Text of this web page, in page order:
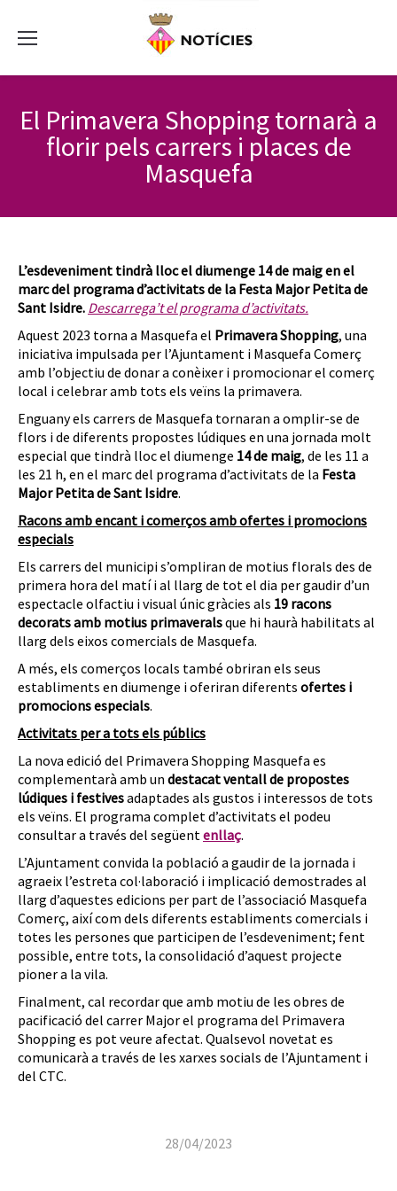
El Primavera Shopping tornarà a
florir pels carrers i places de
Masquefa
L’esdeveniment tindrà lloc el diumenge 14 de maig en el
marc del programa d’activitats de la Festa Major Petita de
Sant Isidre. Descarrega’t el programa d’activitats.
Aquest 2023 torna a Masquefa el Primavera Shopping, una
iniciativa impulsada per l’Ajuntament i Masquefa Comerç
amb l’objectiu de donar a conèixer i promocionar el comerç
local i celebrar amb tots els veïns la primavera.
Enguany els carrers de Masquefa tornaran a omplir-se de
flors i de diferents propostes lúdiques en una jornada molt
especial que tindrà lloc el diumenge 14 de maig, de les 11 a
les 21 h, en el marc del programa d’activitats de la Festa
Major Petita de Sant Isidre.
Racons amb encant i comerços amb ofertes i promocions
especials
Els carrers del municipi s’ompliran de motius florals des de
primera hora del matí i al llarg de tot el dia per gaudir d’un
espectacle olfactiu i visual únic gràcies als 19 racons
decorats amb motius primaveralsque hi haurà habilitats al
llarg dels eixos comercials de Masquefa.
A més, els comerços locals també obriran els seus
establiments en diumenge i oferiran diferents ofertes i
promocions especials.
Activitats per a tots els públics
La nova edició del Primavera Shopping Masquefa es
complementarà amb un destacat ventall de propostes
lúdiques i festivesadaptades als gustos i interessos de tots
els veïns. El programa complet d’activitats el podeu
consultar a través del següentenllaç.
L’Ajuntament convida la població a gaudir de la jornada i
agraeix l’estreta col·laboració i implicació demostrades al
llarg d’aquestes edicions per part de l’associació Masquefa
Comerç, així com dels diferents establiments comercials i
totes les persones que participen de l’esdeveniment; fent
possible, entre tots, la consolidació d’aquest projecte
pioner a la vila.
Finalment, cal recordar que amb motiu de les obres de
pacificació del carrer Major el programa del Primavera
Shopping es pot veure afectat. Qualsevol novetat es
comunicarà a través de les xarxes socials de l’Ajuntament i
del CTC.
28/04/2023